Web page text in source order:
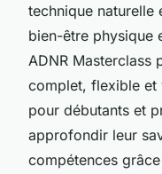
technique naturelle
bien-être physique
ADNR Masterclass
complet, flexible et
pour débutants et
approfondir leur
compétences